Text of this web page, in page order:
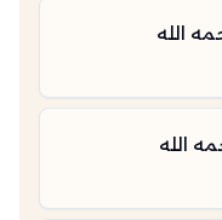
الله
الله